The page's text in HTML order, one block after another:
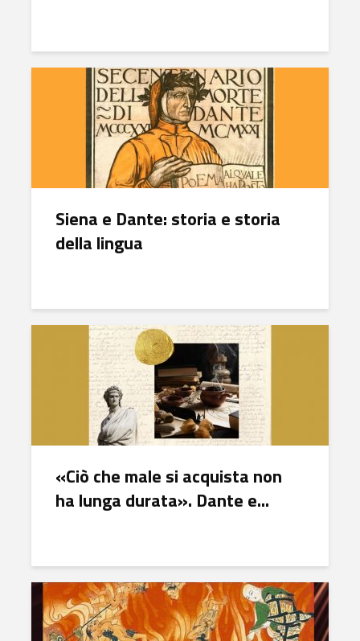
Siena e Dante: storia e storia
della lingua
«Ciò che male si acquista non
ha lunga durata». Dante e...